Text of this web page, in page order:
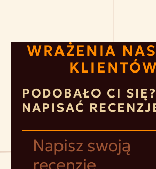
WRAŻENIA
PODOBAŁO CI SIĘ?
NAPISAĆ